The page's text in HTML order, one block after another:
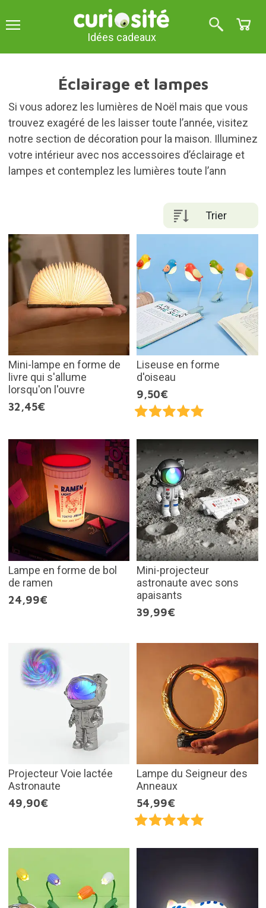
Idées cadeaux
Éclairage et lampes
Si vous adorez les lumières de Noël mais que vous
trouvez exagéré de les laisser toute l’année, visitez
notre section de décoration pour la maison. Illuminez
votre intérieur avec nos accessoires d’éclairage et
lampes et contemplez les lumières toute l’ann
Trier
Mini-lampe en forme de
livre qui s'allume
lorsqu'on l'ouvre
32,45€
Liseuse en forme
d'oiseau
9,50€
Lampe en forme de bol
de ramen
24,99€
Mini-projecteur
astronaute avec sons
apaisants
39,99€
Projecteur Voie lactée
Astronaute
49,90€
Lampe du Seigneur des
Anneaux
54,99€